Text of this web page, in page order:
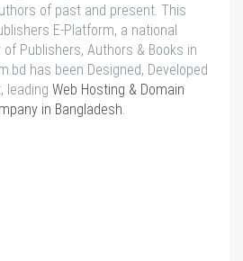
of past and present. This
E-Platform, a national
Publishers, Authors & Books in
has been Designed, Developed
leading Web Hosting & Domain
in Bangladesh